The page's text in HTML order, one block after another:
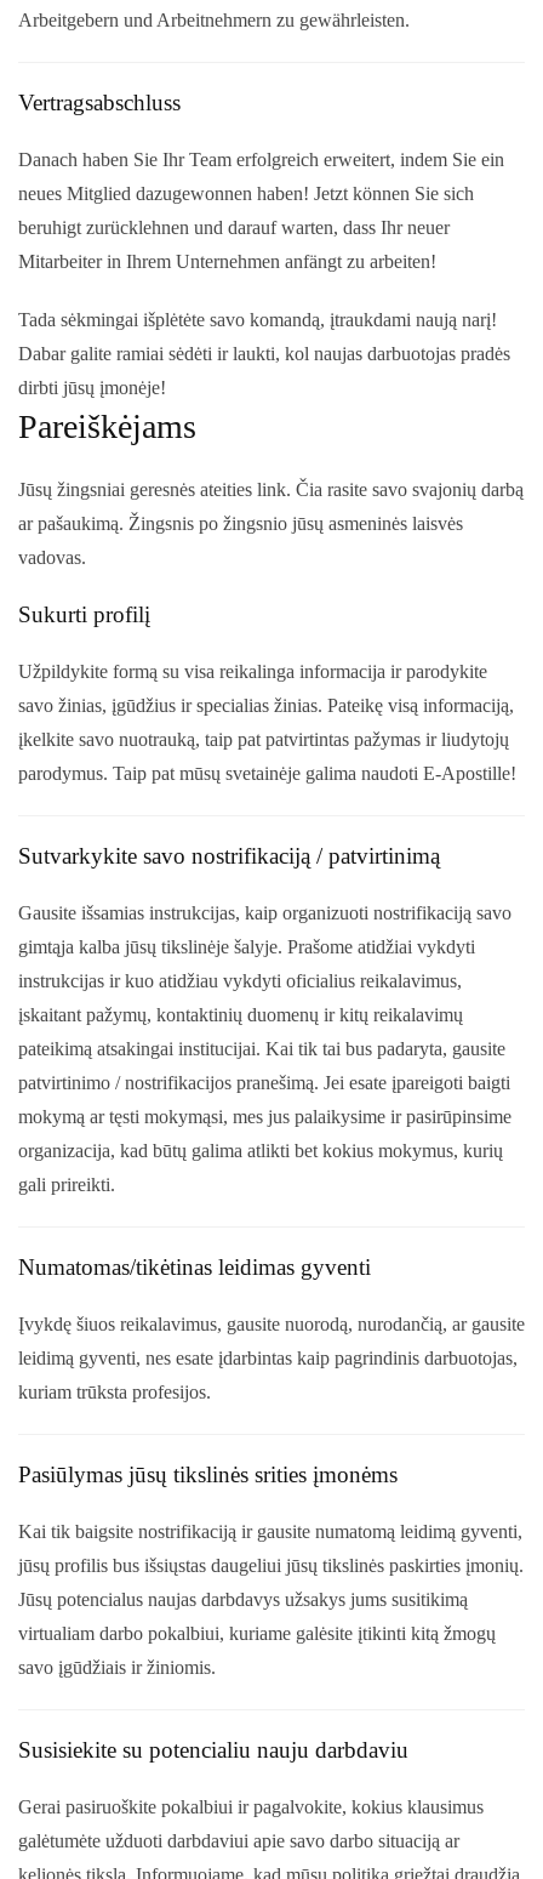
Arbeitgebern und Arbeitnehmern zu gewährleisten.
Vertragsabschluss
Danach haben Sie Ihr Team erfolgreich erweitert, indem Sie ein
neues Mitglied dazugewonnen haben! Jetzt können Sie sich
beruhigt zurücklehnen und darauf warten, dass Ihr neuer
Mitarbeiter in Ihrem Unternehmen anfängt zu arbeiten!
Tada sėkmingai išplėtėte savo komandą, įtraukdami naują narį!
Dabar galite ramiai sėdėti ir laukti, kol naujas darbuotojas pradės
dirbti jūsų įmonėje!
Pareiškėjams
Jūsų žingsniai geresnės ateities link. Čia rasite savo svajonių darbą
ar pašaukimą. Žingsnis po žingsnio jūsų asmeninės laisvės
vadovas.
Sukurti profilį
Užpildykite formą su visa reikalinga informacija ir parodykite
savo žinias, įgūdžius ir specialias žinias. Pateikę visą informaciją,
įkelkite savo nuotrauką, taip pat patvirtintas pažymas ir liudytojų
parodymus. Taip pat mūsų svetainėje galima naudoti E-Apostille!
Sutvarkykite savo nostrifikaciją / patvirtinimą
Gausite išsamias instrukcijas, kaip organizuoti nostrifikaciją savo
gimtąja kalba jūsų tikslinėje šalyje. Prašome atidžiai vykdyti
instrukcijas ir kuo atidžiau vykdyti oficialius reikalavimus,
įskaitant pažymų, kontaktinių duomenų ir kitų reikalavimų
pateikimą atsakingai institucijai. Kai tik tai bus padaryta, gausite
patvirtinimo / nostrifikacijos pranešimą. Jei esate įpareigoti baigti
mokymą ar tęsti mokymąsi, mes jus palaikysime ir pasirūpinsime
organizacija, kad būtų galima atlikti bet kokius mokymus, kurių
gali prireikti.
Numatomas/tikėtinas leidimas gyventi
Įvykdę šiuos reikalavimus, gausite nuorodą, nurodančią, ar gausite
leidimą gyventi, nes esate įdarbintas kaip pagrindinis darbuotojas,
kuriam trūksta profesijos.
Pasiūlymas jūsų tikslinės srities įmonėms
Kai tik baigsite nostrifikaciją ir gausite numatomą leidimą gyventi,
jūsų profilis bus išsiųstas daugeliui jūsų tikslinės paskirties įmonių.
Jūsų potencialus naujas darbdavys užsakys jums susitikimą
virtualiam darbo pokalbiui, kuriame galėsite įtikinti kitą žmogų
savo įgūdžiais ir žiniomis.
Susisiekite su potencialiu nauju darbdaviu
Gerai pasiruoškite pokalbiui ir pagalvokite, kokius klausimus
galėtumėte užduoti darbdaviui apie savo darbo situaciją ar
kelionės tikslą. Informuojame, kad mūsų politika griežtai draudžia